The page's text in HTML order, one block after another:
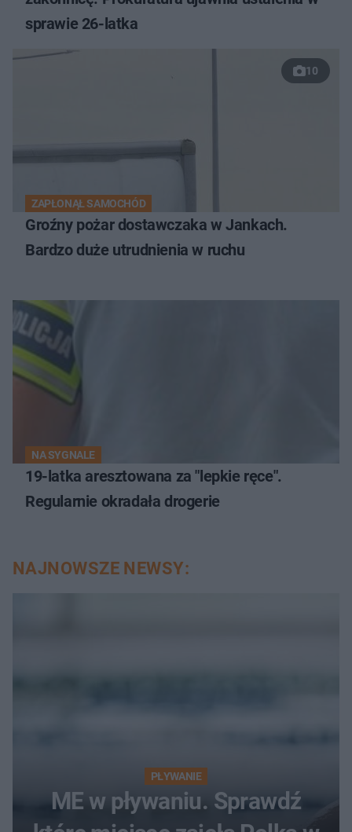
sprawie 26-latka
10
ZAPŁONĄŁ SAMOCHÓD
Groźny pożar dostawczaka w Jankach.
Bardzo duże utrudnienia w ruchu
NA SYGNALE
19-latka aresztowana za "lepkie ręce".
Regularnie okradała drogerie
NAJNOWSZE NEWSY:
PŁYWANIE
ME w pływaniu. Sprawdź